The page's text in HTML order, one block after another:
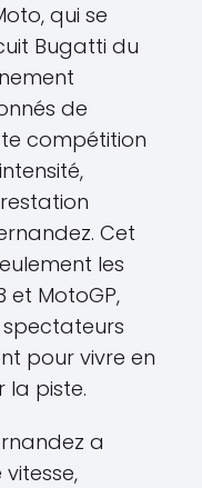
qui se
Bugatti du
de
compétition
Cet
les
et MotoGP,
spectateurs
pour vivre en
la piste.
a